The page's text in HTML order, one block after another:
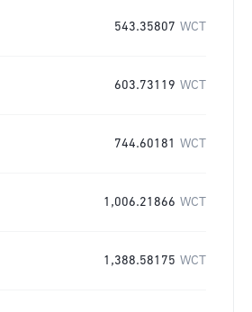
543.35807 WCT
603.73119 WCT
744.60181 WCT
1,006.21866 WCT
1,388.58175 WCT